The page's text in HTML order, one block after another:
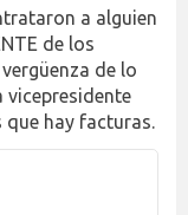
a alguien
de los
de lo
vicepresidente
que hay facturas.